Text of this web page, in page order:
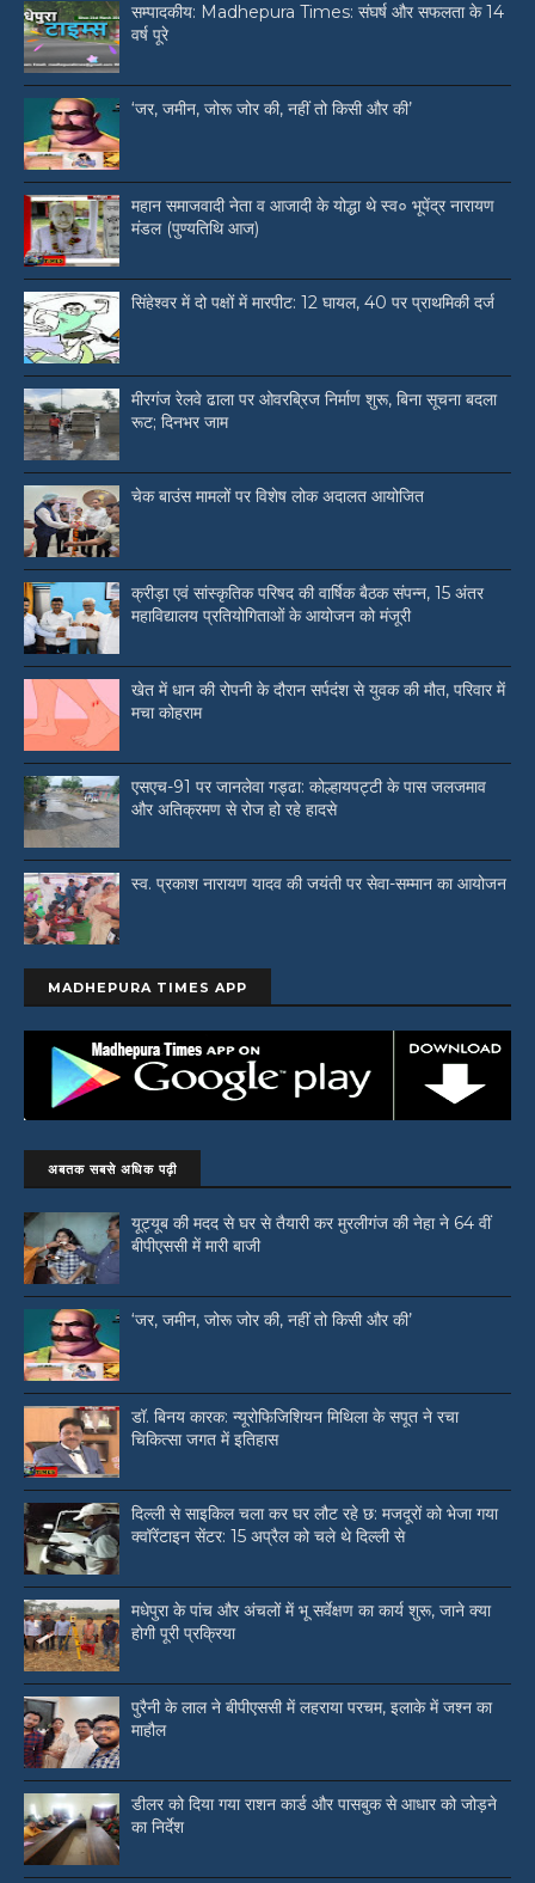
सम्पादकीय: Madhepura Times: संघर्ष और सफलता के 14
वर्ष पूरे
‘जर, जमीन, जोरू जोर की, नहीं तो किसी और की’
महान समाजवादी नेता व आजादी के योद्धा थे स्व० भूपेंद्र नारायण
मंडल (पुण्यतिथि आज)
सिंहेश्वर में दो पक्षों में मारपीट: 12 घायल, 40 पर प्राथमिकी दर्ज
मीरगंज रेलवे ढाला पर ओवरब्रिज निर्माण शुरू, बिना सूचना बदला
रूट; दिनभर जाम
चेक बाउंस मामलों पर विशेष लोक अदालत आयोजित
क्रीड़ा एवं सांस्कृतिक परिषद की वार्षिक बैठक संपन्न, 15 अंतर
महाविद्यालय प्रतियोगिताओं के आयोजन को मंजूरी
खेत में धान की रोपनी के दौरान सर्पदंश से युवक की मौत, परिवार में
मचा कोहराम
एसएच-91 पर जानलेवा गड्ढा: कोल्हायपट्टी के पास जलजमाव
और अतिक्रमण से रोज हो रहे हादसे
स्व. प्रकाश नारायण यादव की जयंती पर सेवा-सम्मान का आयोजन
MADHEPURA TIMES APP
अबतक सबसे अधिक पढ़ी
यूट्यूब की मदद से घर से तैयारी कर मुरलीगंज की नेहा ने 64 वीं
बीपीएससी में मारी बाजी
‘जर, जमीन, जोरू जोर की, नहीं तो किसी और की’
डॉ. बिनय कारक: न्यूरोफिजिशियन मिथिला के सपूत ने रचा
चिकित्सा जगत में इतिहास
दिल्ली से साइकिल चला कर घर लौट रहे छ: मजदूरों को भेजा गया
क्वॉरेंटाइन सेंटर: 15 अप्रैल को चले थे दिल्ली से
मधेपुरा के पांच और अंचलों में भू सर्वेक्षण का कार्य शुरू, जाने क्या
होगी पूरी प्रक्रिया
पुरैनी के लाल ने बीपीएससी में लहराया परचम, इलाके में जश्न का
माहौल
डीलर को दिया गया राशन कार्ड और पासबुक से आधार को जोड़ने
का निर्देश